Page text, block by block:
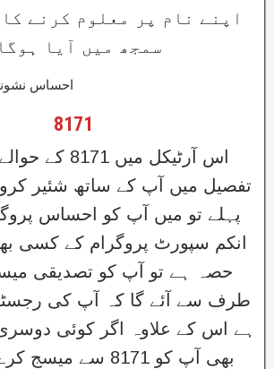
اپنے نام پر معلوم کرنے
سمجھ میں آیا
8171
اس آرٹیکل میں
تفصیل میں آپ کے ساتھ شئیر
پہلے تو میں آپ کو احساس
انکم سپورٹ پروگرام کے کسی
طرف سے آئے گا کہ آپ کی
ہے اس کے علاوہ اگر کوئی
بھی آپ کو 8171 سے